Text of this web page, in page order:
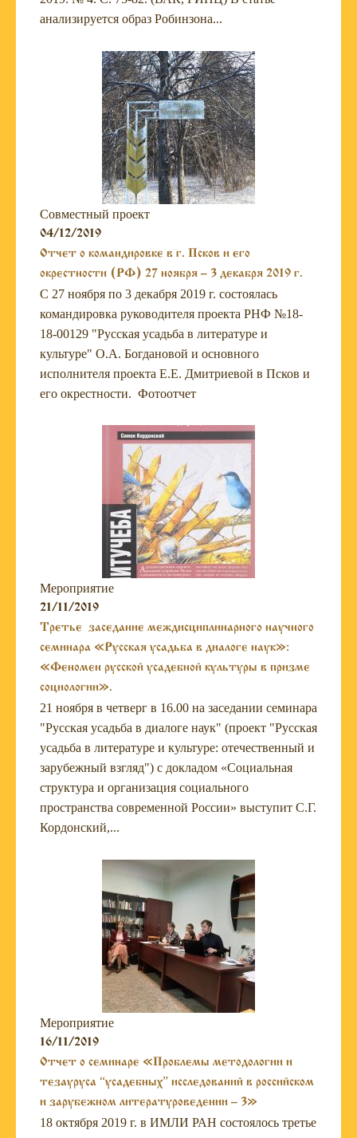
анализируется образ Робинзона...
Совместный проект
04/12/2019
Отчет о командировке в г. Псков и его
окрестности (РФ) 27 ноября – 3 декабря 2019 г.
С 27 ноября по 3 декабря 2019 г. состоялась
командировка руководителя проекта РНФ №18-
18-00129 "Русская усадьба в литературе и
культуре" О.А. Богдановой и основного
исполнителя проекта Е.Е. Дмитриевой в Псков и
его окрестности. Фотоотчет
Мероприятие
21/11/2019
Третье заседание междисциплинарного научного
семинара «Русская усадьба в диалоге наук»:
«Феномен русской усадебной культуры в призме
социологии».
21 ноября в четверг в 16.00 на заседании семинара
"Русская усадьба в диалоге наук" (проект "Русская
усадьба в литературе и культуре: отечественный и
зарубежный взгляд") с докладом «Социальная
структура и организация социального
пространства современной России» выступит С.Г.
Кордонский,...
Мероприятие
16/11/2019
Отчет о семинаре «Проблемы методологии и
тезауруса “усадебных” исследований в российском
и зарубежном литературоведении – 3»
18 октября 2019 г. в ИМЛИ РАН состоялось третье